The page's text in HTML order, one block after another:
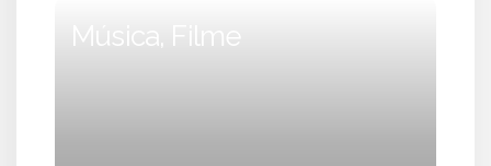
Música, Filme